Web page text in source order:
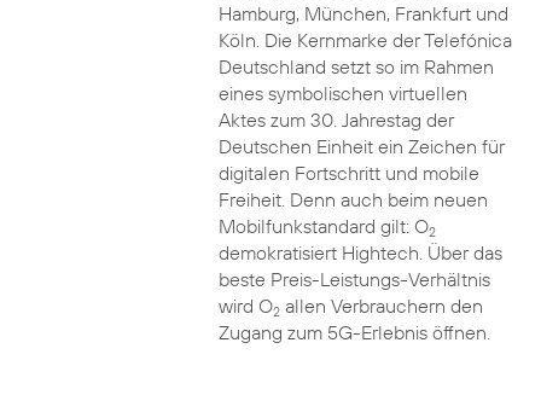
Hamburg, München, Frankfurt und
Köln. Die Kernmarke der Telefónica
Deutschland setzt so im Rahmen
eines symbolischen virtuellen
Aktes zum 30. Jahrestag der
Deutschen Einheit ein Zeichen für
digitalen Fortschritt und mobile
Freiheit. Denn auch beim neuen
Mobilfunkstandard gilt: O2
demokratisiert Hightech. Über das
beste Preis-Leistungs-Verhältnis
wird O2allen Verbrauchern den
Zugang zum 5G-Erlebnis öffnen.